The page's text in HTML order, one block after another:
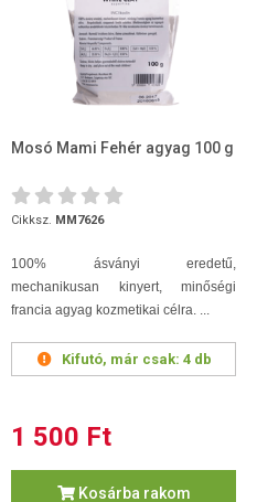
Mosó Mami Fehér agyag 100 g
Cikksz. MM7626
100% ásványi eredetű,
mechanikusan kinyert, minőségi
francia agyag kozmetikai célra. ...
Kifutó, már csak: 4 db
1 500 Ft
Kosárba rakom